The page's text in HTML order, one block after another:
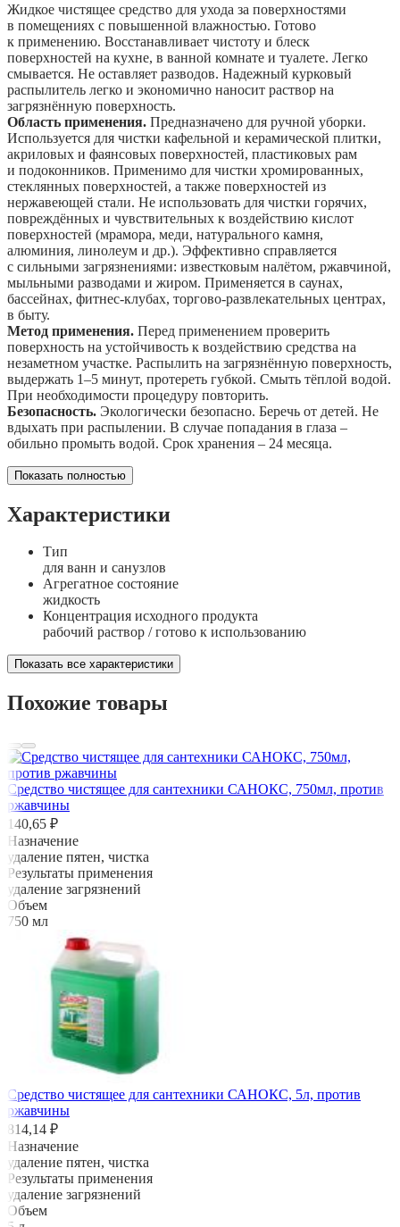
Жидкое чистящее средство для ухода за поверхностями
в помещениях с повышенной влажностью. Готово
к применению. Восстанавливает чистоту и блеск
поверхностей на кухне, в ванной комнате и туалете. Легко
смывается. Не оставляет разводов. Надежный курковый
распылитель легко и экономично наносит раствор на
загрязнённую поверхность.
Область применения. Предназначено для ручной уборки.
Используется для чистки кафельной и керамической плитки,
акриловых и фаянсовых поверхностей, пластиковых рам
и подоконников. Применимо для чистки хромированных,
стеклянных поверхностей, а также поверхностей из
нержавеющей стали. Не использовать для чистки горячих,
повреждённых и чувствительных к воздействию кислот
поверхностей (мрамора, меди, натурального камня,
алюминия, линолеум и др.). Эффективно справляется
с сильными загрязнениями: известковым налётом, ржавчиной,
мыльными разводами и жиром. Применяется в саунах,
бассейнах, фитнес-клубах, торгово-развлекательных центрах,
в быту.
Метод применения. Перед применением проверить
поверхность на устойчивость к воздействию средства на
незаметном участке. Распылить на загрязнённую поверхность,
выдержать 1–5 минут, протереть губкой. Смыть тёплой водой.
При необходимости процедуру повторить.
Безопасность. Экологически безопасно. Беречь от детей. Не
вдыхать при распылении. В случае попадания в глаза –
обильно промыть водой. Срок хранения – 24 месяца.
Показать полностью
Характеристики
Тип
для ванн и санузлов
Агрегатное состояние
жидкость
Концентрация исходного продукта
рабочий раствор / готово к использованию
Показать все характеристики
Похожие товары
Средство чистящее для сантехники САНОКС, 750мл, против
ржавчины
140,65 ₽
Назначение
удаление пятен, чистка
Результаты применения
удаление загрязнений
Объем
750 мл
Средство чистящее для сантехники САНОКС, 5л, против
ржавчины
814,14 ₽
Назначение
удаление пятен, чистка
Результаты применения
удаление загрязнений
Объем